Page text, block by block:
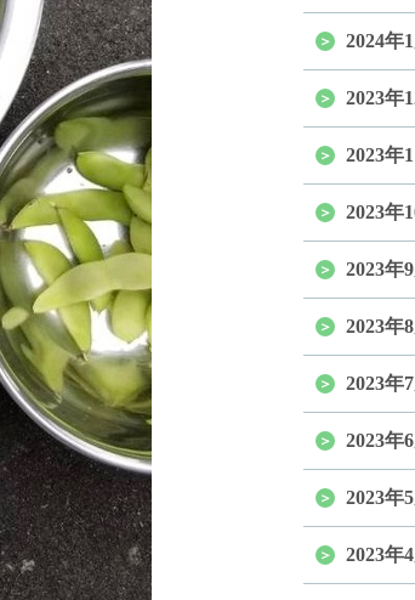
2024年1
2023年
2023年
2023年
2023年9
2023年8
2023年7
2023年6
2023年5
2023年4